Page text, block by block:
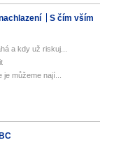
S čím vším
a kdy už riskuj...
je můžeme nají...